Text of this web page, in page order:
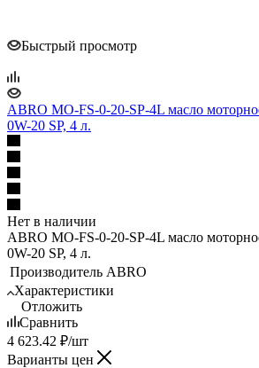
Быстрый просмотр
ABRO MO-FS-0-20-SP-4L масло
0W-20 SP, 4 л.
Нет в наличии
ABRO MO-FS-0-20-SP-4L масло
0W-20 SP, 4 л.
Производитель ABRO
Характеристики
Отложить
Сравнить
4 623.42 ₽/шт
Варианты цен